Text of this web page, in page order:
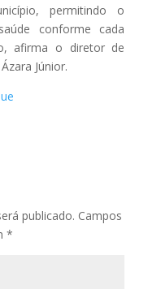
permitindo o
conforme cada
afirma o diretor de
Júnior.
publicado. Campos
*